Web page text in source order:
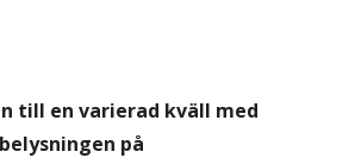
till en varierad kväll med
på